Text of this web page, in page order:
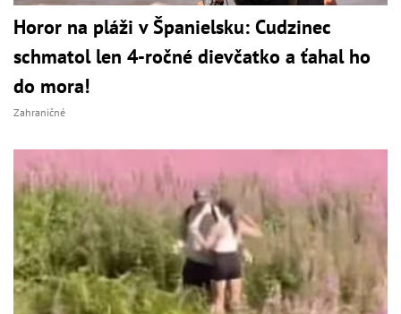
Horor na pláži v Španielsku: Cudzinec
schmatol len 4-ročné dievčatko a ťahal ho
do mora!
Zahraničné